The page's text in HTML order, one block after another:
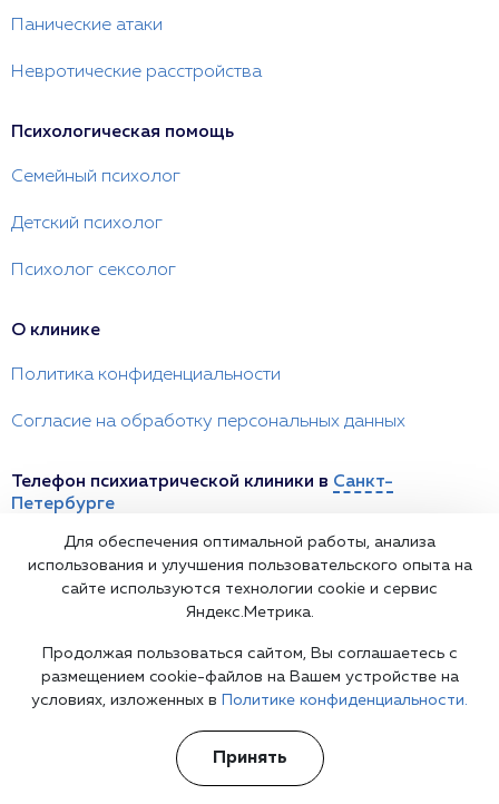
Панические атаки
Невротические расстройства
Психологическая помощь
Семейный психолог
Детский психолог
Психолог сексолог
О клинике
Политика конфиденциальности
Согласие на обработку персональных данных
Телефон психиатрической клиники в Санкт-
Петербурге
+7(812) 241 14 32
психиатрия 24/7 Информационная служба
Санкт-Петербург, Сытнинская улица, 10
spb@psychiatr.clinic
Для обеспечения оптимальной работы, анализа
использования и улучшения пользовательского опыта на
сайте используются технологии cookie и сервис
Яндекс.Метрика.
Продолжая пользоваться сайтом, Вы соглашаетесь с
размещением cookie-файлов на Вашем устройстве на
условиях, изложенных в
Политике конфиденциальности.
Принять